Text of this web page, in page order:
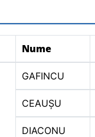
Nume
GAFINCU
CEAUȘU
DIACONU